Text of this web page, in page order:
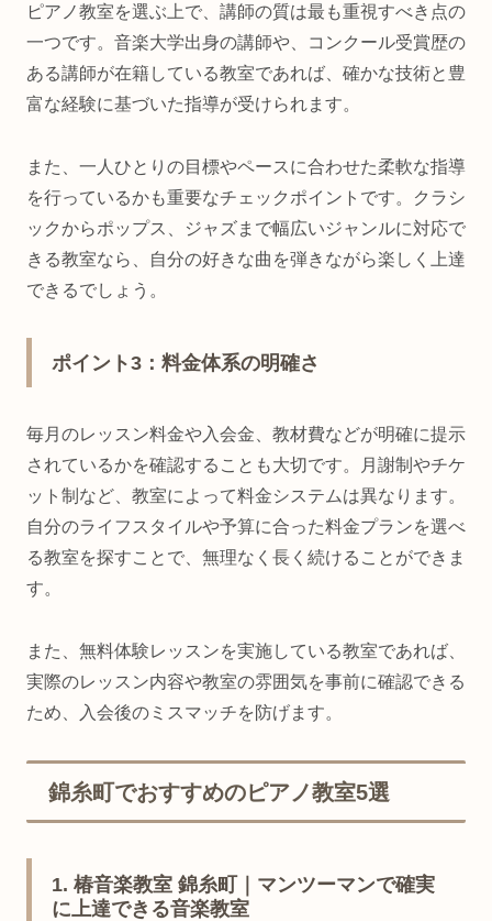
ピアノ教室を選ぶ上で、講師の質は最も重視すべき点の
一つです。音楽大学出身の講師や、コンクール受賞歴の
ある講師が在籍している教室であれば、確かな技術と豊
富な経験に基づいた指導が受けられます。
また、一人ひとりの目標やペースに合わせた柔軟な指導
を行っているかも重要なチェックポイントです。クラシ
ックからポップス、ジャズまで幅広いジャンルに対応で
きる教室なら、自分の好きな曲を弾きながら楽しく上達
できるでしょう。
ポイント3：料金体系の明確さ
毎月のレッスン料金や入会金、教材費などが明確に提示
されているかを確認することも大切です。月謝制やチケ
ット制など、教室によって料金システムは異なります。
自分のライフスタイルや予算に合った料金プランを選べ
る教室を探すことで、無理なく長く続けることができま
す。
また、無料体験レッスンを実施している教室であれば、
実際のレッスン内容や教室の雰囲気を事前に確認できる
ため、入会後のミスマッチを防げます。
錦糸町でおすすめのピアノ教室5選
1. 椿音楽教室 錦糸町｜マンツーマンで確実
に上達できる音楽教室